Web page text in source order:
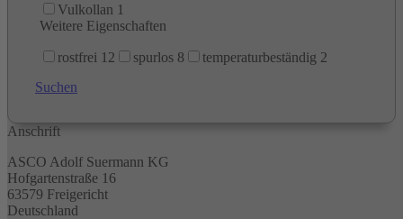
Vulkollan 1
Weitere Eigenschaften
rostfrei 12 spurlos 8 temperaturbeständig 2
Suchen
Anschrift
ASCO Adolf Suermann KG
Hofgartenstraße 16
63579 Freigericht
Deutschland